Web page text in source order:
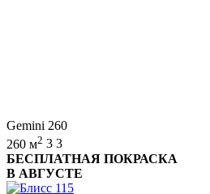
Gemini 260
260 м2 3 3
БЕСПЛАТНАЯ ПОКРАСКА
В АВГУСТЕ